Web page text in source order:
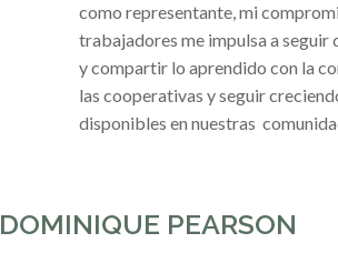
como representante, mi
trabajadores me impulsa a
y compartir lo aprendido con la
las cooperativas y seguir
disponibles en nuestras
DOMINIQUE PEARSON